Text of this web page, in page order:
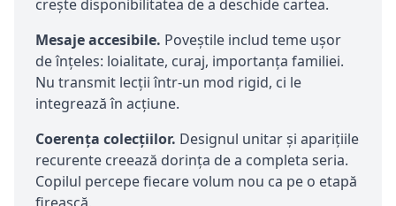
crește disponibilitatea de a deschide cartea.
Mesaje accesibile. Poveștile includ teme ușor
de înțeles: loialitate, curaj, importanța familiei.
Nu transmit lecții într-un mod rigid, ci le
integrează în acțiune.
Coerența colecțiilor. Designul unitar și aparițiile
recurente creează dorința de a completa seria.
Copilul percepe fiecare volum nou ca pe o etapă
firească.